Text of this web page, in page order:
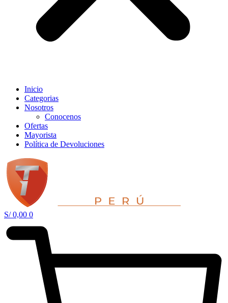
Inicio
Categorias
Nosotros
Conocenos
Ofertas
Mayorista
Política de Devoluciones
S/0,00 0